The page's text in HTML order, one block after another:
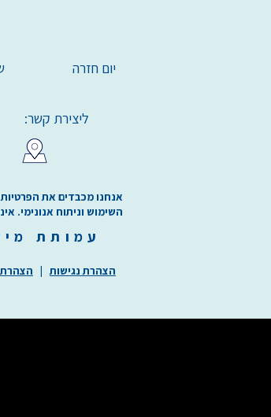
יום חזרה
ליצירת קשר:
אנחנו מכבדים את הפרטיות
השימוש וניתוח אנונימי.
עמותת
הצהרת נגישות| הצהרת